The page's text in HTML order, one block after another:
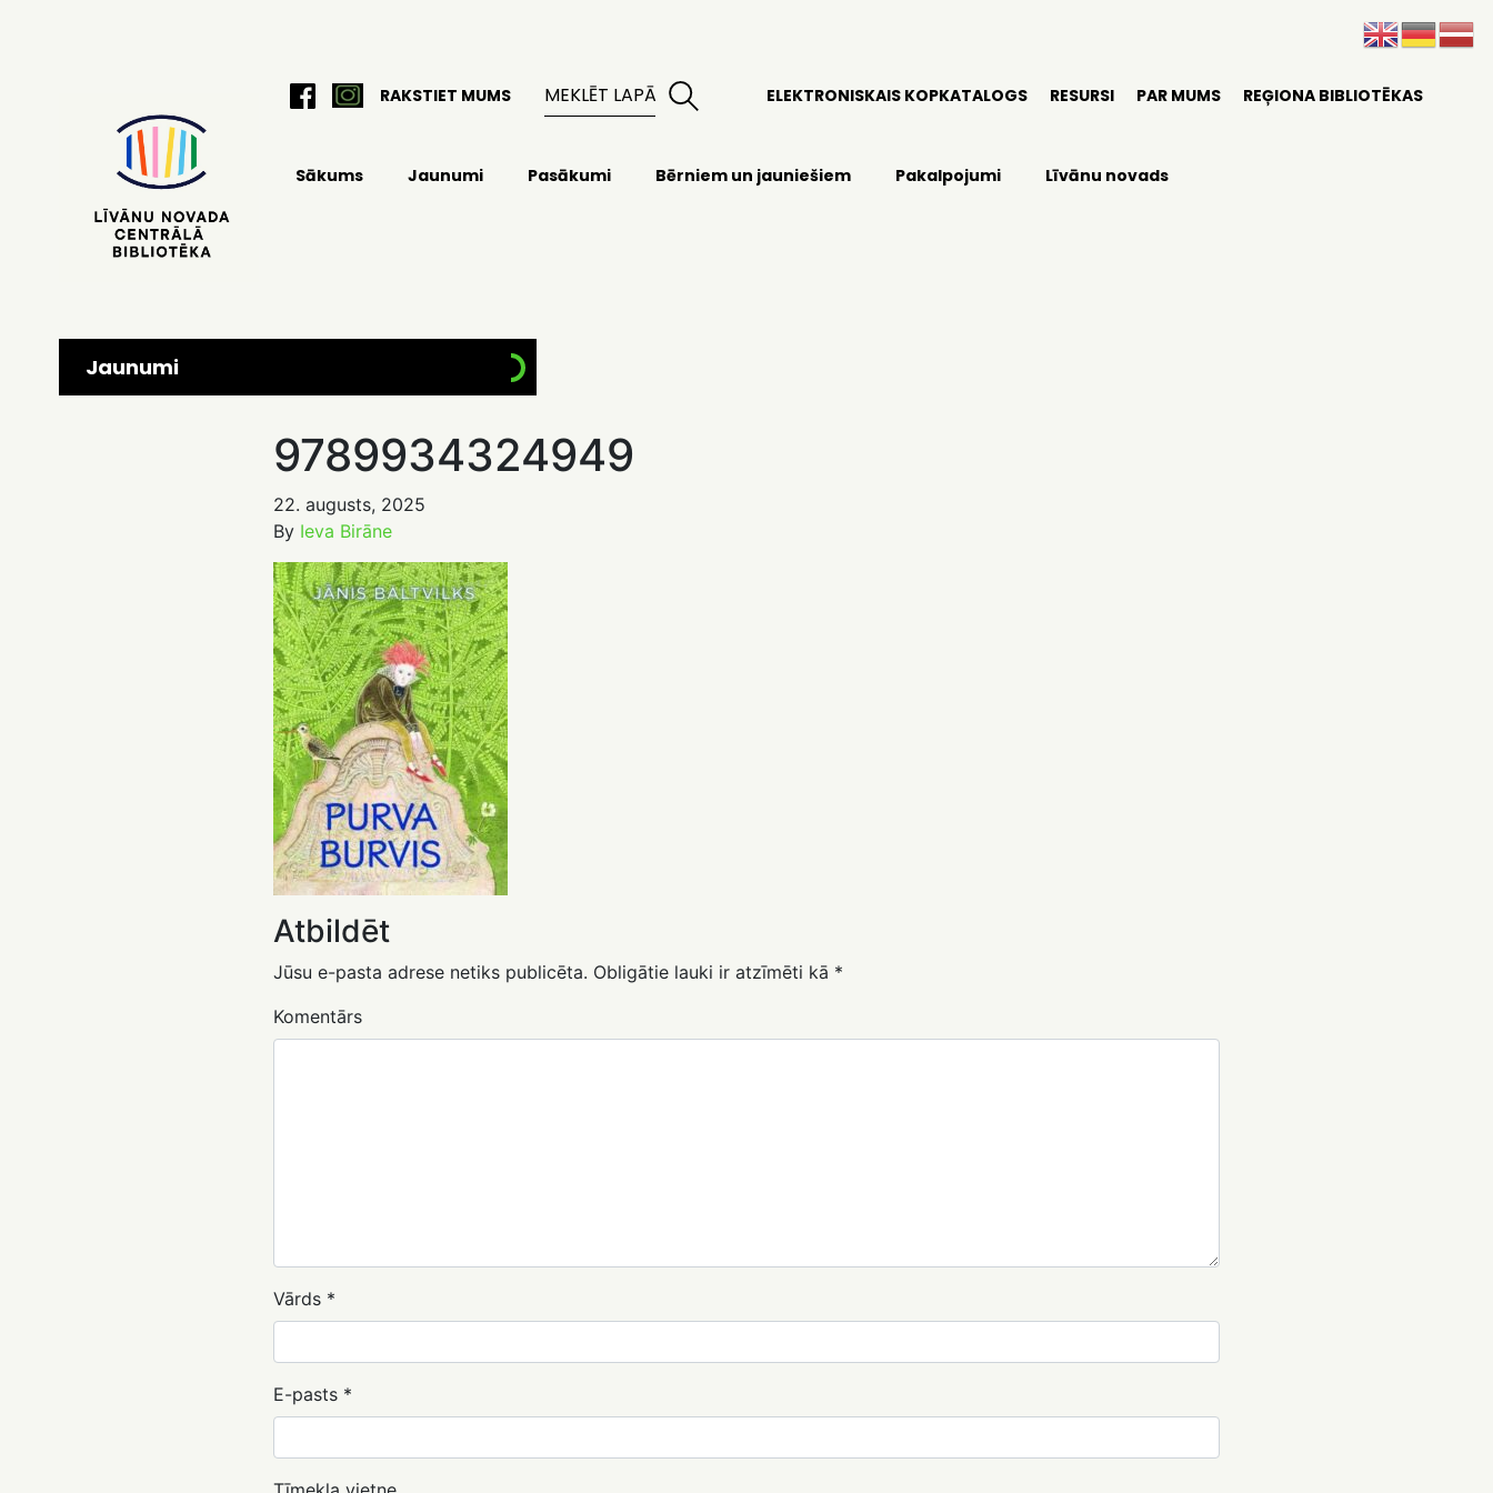
RAKSTIET MUMS ELEKTRONISKAIS KOPKATALOGS RESURSI PAR MUMS REĢIONA BIBLIOTĒKAS
Sākums Jaunumi Pasākumi Bērniem un jauniešiem Pakalpojumi Līvānu novads
Jaunumi
9789934324949
22. augusts, 2025
By Ieva Birāne
Atbildēt
Jūsu e-pasta adrese netiks publicēta. Obligātie lauki ir atzīmēti kā *
Komentārs
Vārds *
E-pasts *